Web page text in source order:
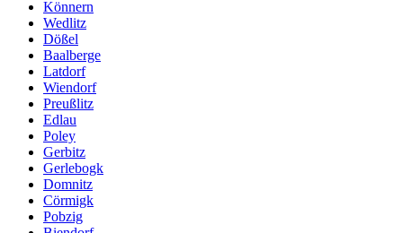
Könnern
Wedlitz
Dößel
Baalberge
Latdorf
Wiendorf
Preußlitz
Edlau
Poley
Gerbitz
Gerlebogk
Domnitz
Cörmigk
Pobzig